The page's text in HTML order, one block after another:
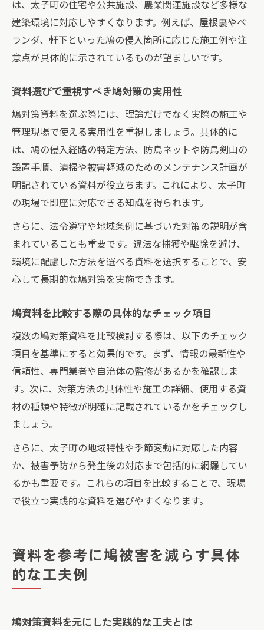
は、太子町の住宅や公共施設、農業関連施設など多様な
建築環境に対応しやすくなります。例えば、屋根裏やベ
ランダ、軒下といった鳩の侵入箇所に応じた施工例や注
意点が具体的に示されているものが望ましいです。
資料選びで重視すべき鳩対策の実用性
鳩対策資料を選ぶ際には、理論だけでなく実際の施工や
管理現場で使える実用性を重視しましょう。具体的に
は、鳩の侵入経路の特定方法、防鳥ネットや防鳥剣山の
設置手順、清掃や被害軽減のためのメンテナンス計画が
明記されている資料が役立ちます。これにより、太子町
の現場で即座に対応できる知識を得られます。
さらに、法令遵守や地域条例に基づいた対策の説明が含
まれていることも重要です。違法な捕獲や駆除を避け、
環境に配慮した方法を選べる資料を選択することで、安
心して長期的な鳩対策を実施できます。
鳩資料を比較する際の具体的なチェック項目
複数の鳩対策資料を比較検討する際は、以下のチェック
項目を基準にすると効果的です。まず、情報の最新性や
信頼性、専門業者や自治体の監修があるかを確認しま
す。次に、対策方法の具体性や施工の詳細、使用する資
材の種類や特徴が明確に記載されているかをチェックし
ましょう。
さらに、太子町の地域特性や季節変動に対応した内容
か、被害予防から発生後の対応まで包括的に網羅してい
るかも重要です。これらの項目を比較することで、現場
で役立つ実践的な資料を選びやすくなります。
資料を参考に鳩被害を減らす具体
的な工夫例
鳩対策資料を元にした実践的な工夫とは